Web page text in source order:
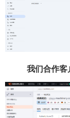
我们合作